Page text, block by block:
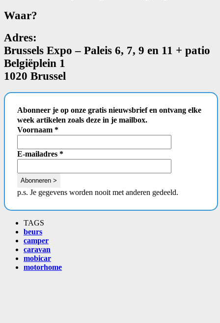
Waar?
Adres:
Brussels Expo – Paleis 6, 7, 9 en 11 + patio
Belgiëplein 1
1020 Brussel
Abonneer je op onze gratis nieuwsbrief en ontvang elke
week artikelen zoals deze in je mailbox.
Voornaam *
E-mailadres *
p.s. Je gegevens worden nooit met anderen gedeeld.
TAGS
beurs
camper
caravan
mobicar
motorhome